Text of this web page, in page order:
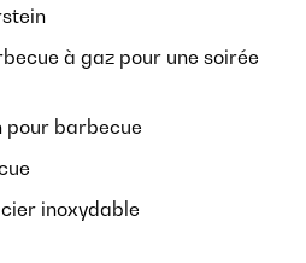
à gaz pour une soirée
pour barbecue
inoxydable